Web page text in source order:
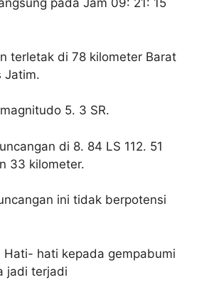
pada Jam 09: 21: 15
terletak di 78 kilometer Barat
Jatim.
5. 3 SR.
di 8. 84 LS 112. 51
33 kilometer.
ini tidak berpotensi
Hati- hati kepada gempabumi
jadi terjadi